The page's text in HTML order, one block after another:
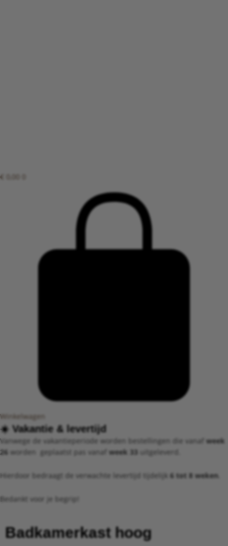
€ 0,00
Winkelwagen
☀️ ​Vakantie & levertijd​
Vanwege de vakantieperiode worden bestellingen die vanaf week
26 worden geplaatst pas vanaf week 33 uitgeleverd.
Hierdoor bedraagt de verwachte levertijd tijdelijk 6 tot 8 weken
Bedankt voor je begrip!
Badkamerkast hoog